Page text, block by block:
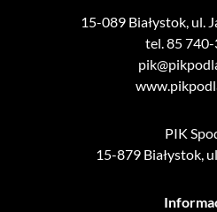
15-089 Białystok, ul.
tel. 85
PIK
15-879 Białystok,